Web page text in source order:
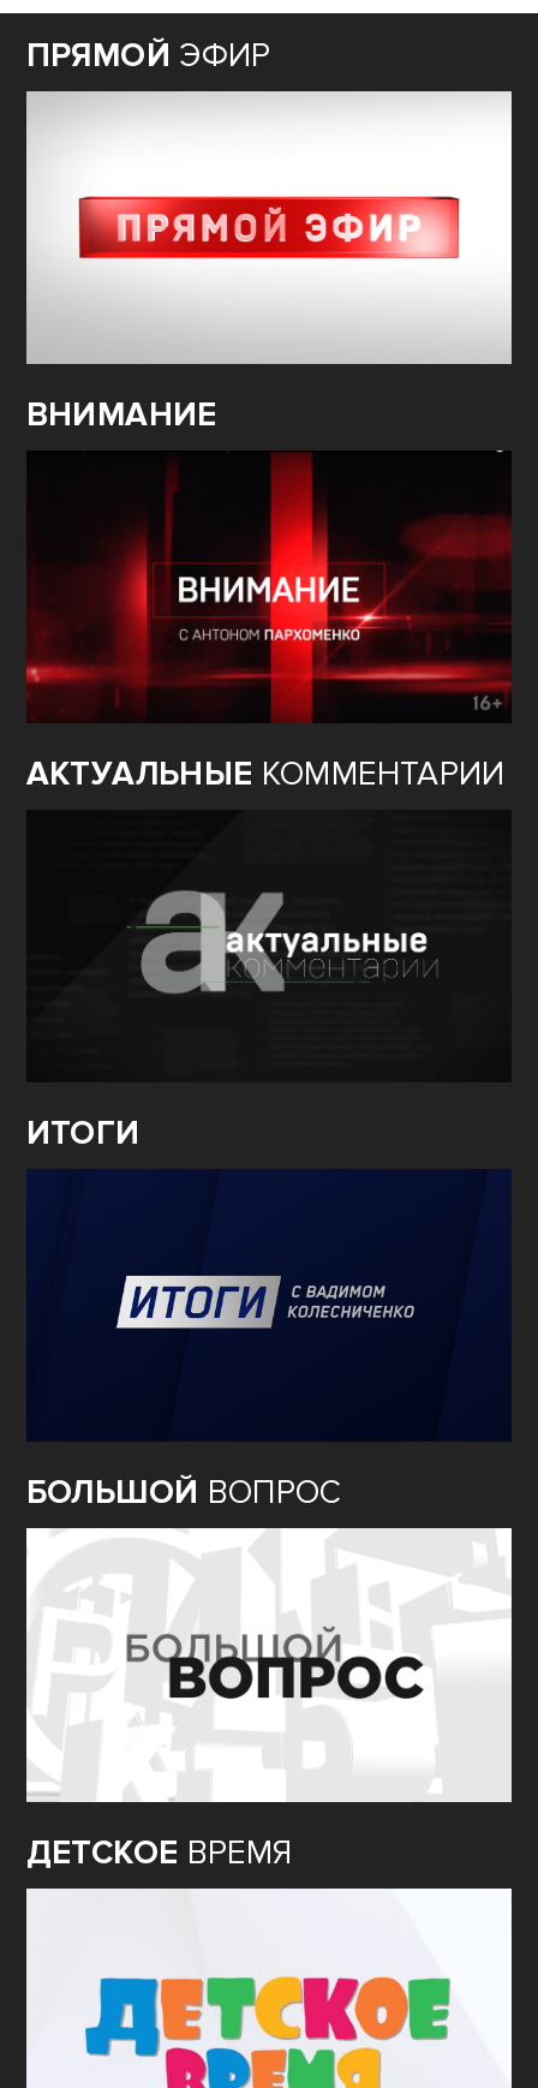
ПРЯМОЙ ЭФИР
ВНИМАНИЕ
АКТУАЛЬНЫЕ КОММЕНТАРИИ
ИТОГИ
БОЛЬШОЙ ВОПРОС
ДЕТСКОЕ ВРЕМЯ